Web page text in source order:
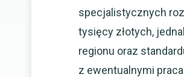
specjalistycznych
tysięcy złotych,
regionu oraz
z ewentualnymi